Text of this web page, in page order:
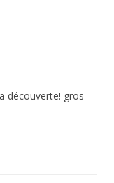
découverte! gros